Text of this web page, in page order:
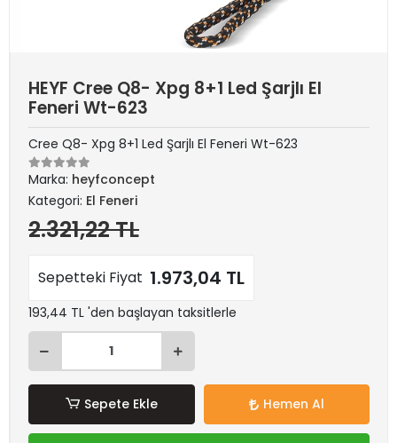
HEYF Cree Q8- Xpg 8+1 Led Şarjlı El
Feneri Wt-623
Cree Q8- Xpg 8+1 Led Şarjlı El Feneri Wt-623
Marka: heyfconcept
Kategori: El Feneri
2.321,22 TL
Sepetteki Fiyat 1.973,04 TL
193,44 TL 'den başlayan taksitlerle
Sepete Ekle Hemen Al